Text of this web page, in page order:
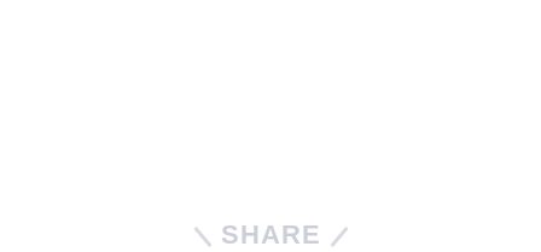
SHARE